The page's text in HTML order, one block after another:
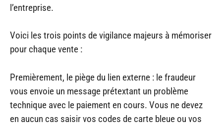
l’entreprise.
Voici les trois points de vigilance majeurs à mémoriser
pour chaque vente :
Premièrement, le piège du lien externe : le fraudeur
vous envoie un message prétextant un problème
technique avec le paiement en cours. Vous ne devez
en aucun cas saisir vos codes de carte bleue ou vos